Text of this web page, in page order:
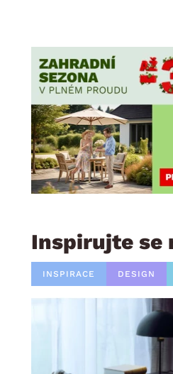
Inspirujte se
INSPIRACE DESIGN